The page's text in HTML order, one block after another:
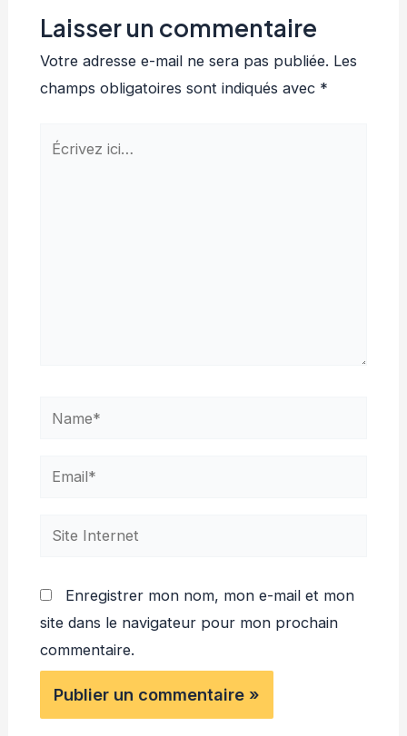
Laisser un commentaire
Votre adresse e-mail ne sera pas publiée. Les
champs obligatoires sont indiqués avec *
Écrivez
Name*
Email*
Site
Enregistrer mon nom, mon e-mail et mon
site dans le navigateur pour mon prochain
commentaire.